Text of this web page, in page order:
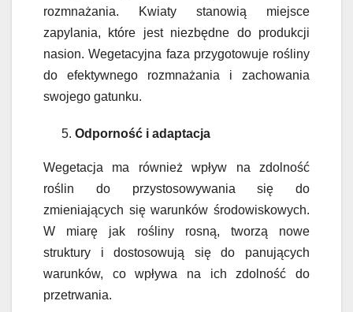
rozmnażania. Kwiaty stanowią miejsce
zapylania, które jest niezbędne do produkcji
nasion. Wegetacyjna faza przygotowuje rośliny
do efektywnego rozmnażania i zachowania
swojego gatunku.
Odporność i adaptacja
Wegetacja ma również wpływ na zdolność
roślin do przystosowywania się do
zmieniających się warunków środowiskowych.
W miarę jak rośliny rosną, tworzą nowe
struktury i dostosowują się do panujących
warunków, co wpływa na ich zdolność do
przetrwania.